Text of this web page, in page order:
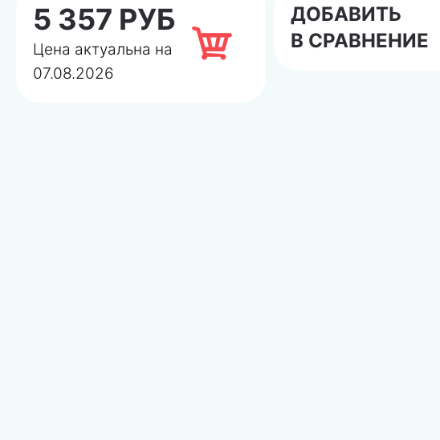
5 357 РУБ
Цена актуальна на
07.08.2026
ДОБАВИТЬ
В СРАВНЕНИЕ